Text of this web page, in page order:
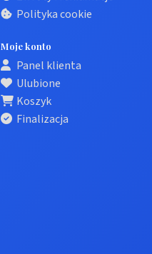
Polityka cookie
Moje konto
Panel klienta
Ulubione
Koszyk
Finalizacja